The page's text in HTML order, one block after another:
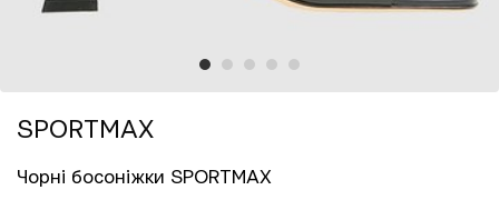
SPORTMAX
Чорні босоніжки SPORTMAX